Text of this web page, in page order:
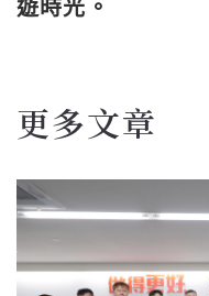
遊時光。
更多文章